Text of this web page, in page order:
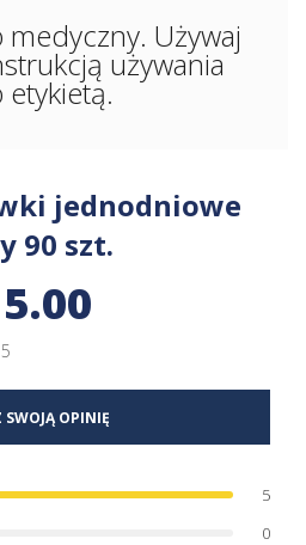
Używaj
używania
etykietą.
jednodniowe
90 szt.
5.00
SWOJĄ OPINIĘ
5
0